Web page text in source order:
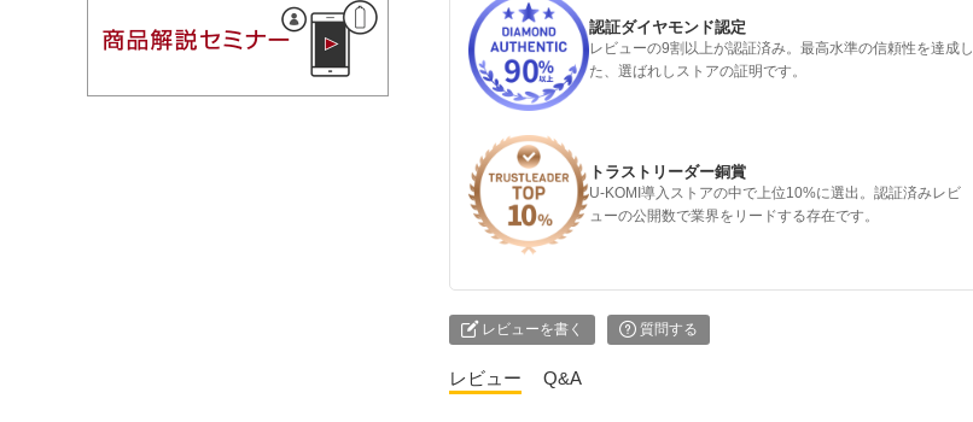
認証ダイヤモンド認定
レビューの9割以上が認証済み。最高水準の信頼性を達成し
た、選ばれしストアの証明です。
トラストリーダー銅賞
U-KOMI導入ストアの中で上位10%に選出。認証済みレビ
ューの公開数で業界をリードする存在です。
レビューを書く 質問する
レビュー Q&A